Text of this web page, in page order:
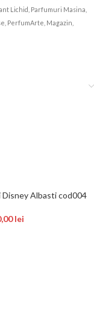
Lichid, Parfumuri Masina,
PerfumArte, Magazin,
Disney Albasti cod004
lei